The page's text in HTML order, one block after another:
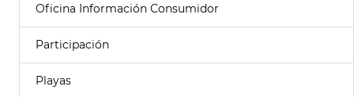
Oficina Información Consumidor
Participación
Playas